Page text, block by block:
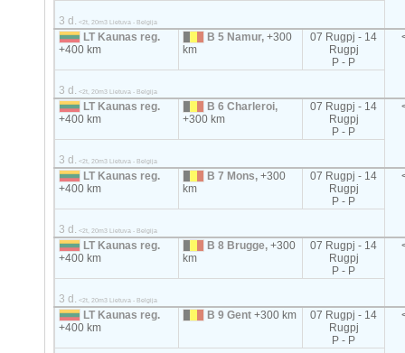
3 d. <2t, 20m3 Lietuva - Belgija
LT Kaunas reg.
+400 km
B 5 Namur,+300
km
07 Rugpj - 14
Rugpj
P - P
3 d. <2t, 20m3 Lietuva - Belgija
LT Kaunas reg.
+400 km
B 6 Charleroi,
+300 km
07 Rugpj - 14
Rugpj
P - P
3 d. <2t, 20m3 Lietuva - Belgija
LT Kaunas reg.
+400 km
B 7 Mons,+300
km
07 Rugpj - 14
Rugpj
P - P
3 d. <2t, 20m3 Lietuva - Belgija
LT Kaunas reg.
+400 km
B 8 Brugge,+300
km
07 Rugpj - 14
Rugpj
P - P
3 d. <2t, 20m3 Lietuva - Belgija
LT Kaunas reg.
+400 km
B 9 Gent+300 km
07 Rugpj - 14
Rugpj
P - P